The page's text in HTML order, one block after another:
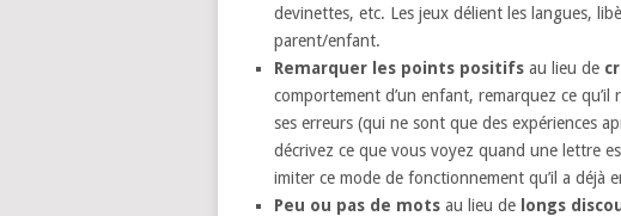
devinettes, etc. Les jeux délient les langues,
parent/enfant.
Remarquer les points positifsau lieu de
comportement d’un enfant, remarquez ce
ses erreurs (qui ne sont que des expériences
décrivez ce que vous voyez quand une lettre
imiter ce mode de fonctionnement qu’il a déjà
Peu ou pas de motsau lieu de longs